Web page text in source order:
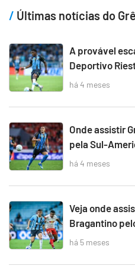
Últimas notícias do
A provável
Deportivo
há 4 meses
Onde assistir
pela Sul-
há 4 meses
Veja onde
Bragantino
há 5 meses